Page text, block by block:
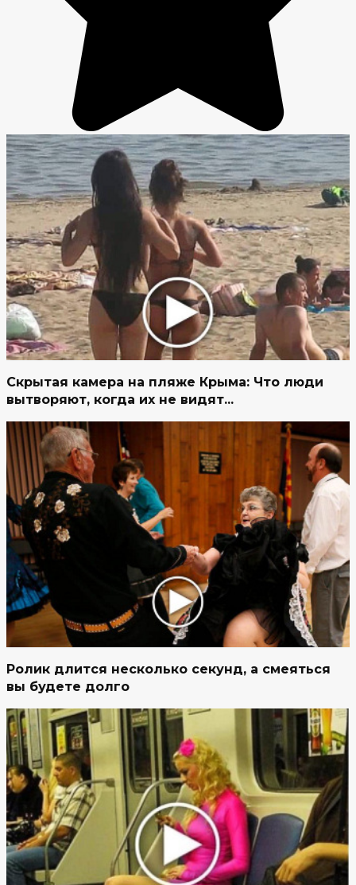
Скрытая камера на пляже Крыма: Что люди
вытворяют, когда их не видят...
Ролик длится несколько секунд, а смеяться
вы будете долго